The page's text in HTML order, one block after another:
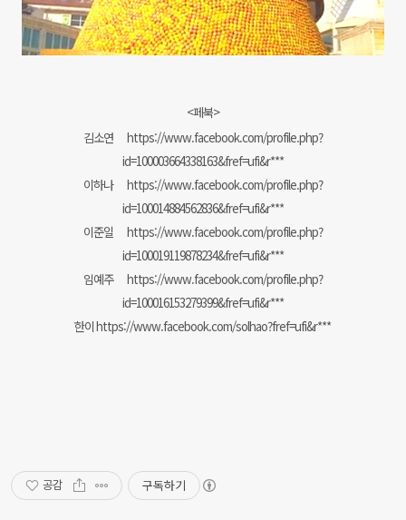
<페북>
김소연
https://www.facebook.com/profile.php?
id=100003664338163&fref=ufi&r***
이하나
https://www.facebook.com/profile.php?
id=100014884562836&fref=ufi&r***
이준일
https://www.facebook.com/profile.php?
id=100019119878234&fref=ufi&r***
임예주
https://www.facebook.com/profile.php?
id=100016153279399&fref=ufi&r***
한이https://www.facebook.com/solhao?fref=ufi&r***
공감 구독하기